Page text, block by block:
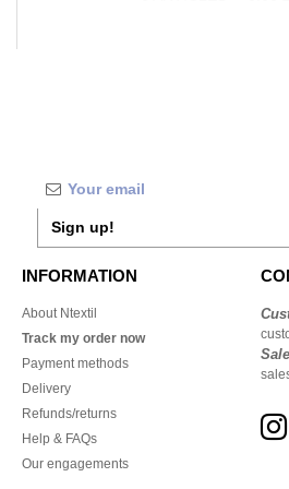
Sign up!
INFORMATION
About Ntextil
Track my order now
Payment methods
Delivery
Refunds/returns
Help & FAQs
Our engagements